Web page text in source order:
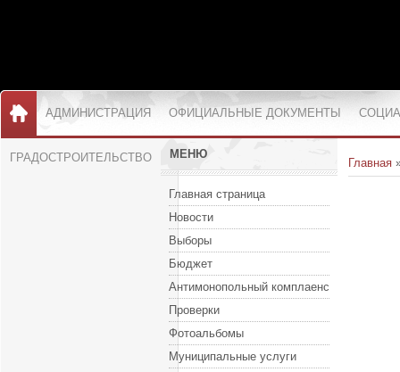
АДМИНИСТРАЦИЯ ОФИЦИАЛЬНЫЕ ДОКУМЕНТЫ
ГРАДОСТРОИТЕЛЬСТВО МЕНЮ
Главная страница
Новости
Выборы
Бюджет
Антимонопольный комплаенс
Проверки
Фотоальбомы
Муниципальные услуги
Главная